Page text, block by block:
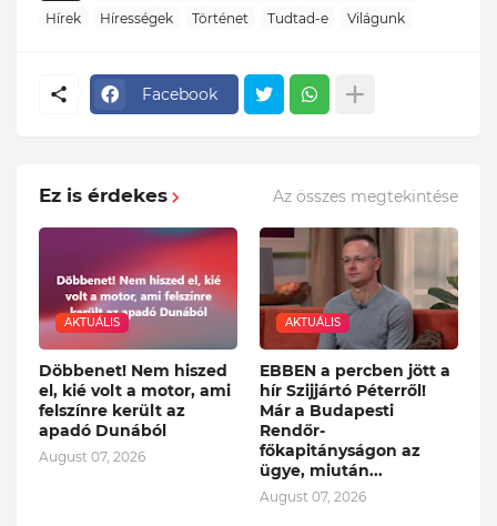
Hírek
Hírességek Történet Tudtad-e Világunk
Facebook
Ez is érdekes Az összes megtekintése
AKTUÁLIS
Döbbenet! Nem hiszed
el, kié volt a motor, ami
felszínre került az
apadó Dunából
August 07, 2026
AKTUÁLIS
EBBEN a percben jött a
hír Szijjártó Péterről!
Már a Budapesti
Rendőr-
főkapitányságon az
ügye, miután...
August 07, 2026